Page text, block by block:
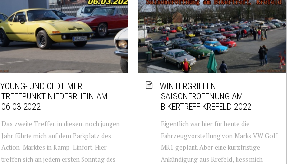
YOUNG- UND OLDTIMER
TREFFPUNKT NIEDERRHEIN AM
06.03.2022
Das zweite Treffen in diesem noch jungen
Jahr führte mich auf dem Parkplatz des
Action-Marktes in Kamp-Linfort. Hier
treffen sich an jedem ersten Sonntag des
WINTERGRILLEN –
SAISONERÖFFNUNG AM
BIKERTREFF KREFELD 2022
Eigentlich war hier für heute die
Fahrzeugvorstellung von Marks VW Golf
MK1 geplant. Aber eine kurzfristige
Ankündigung aus Krefeld, liess mich